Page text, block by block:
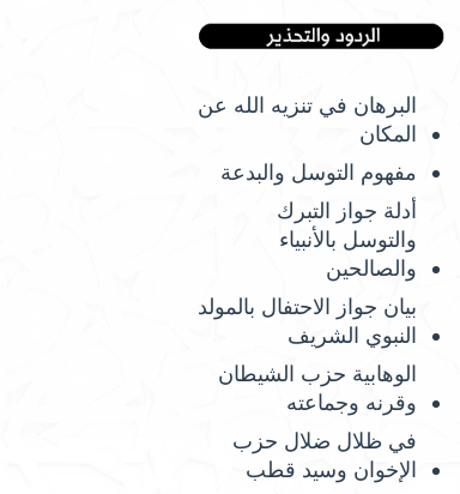
البرهان في تنزيه الله عن
المكان
مفهوم التوسل والبدعة
أدلة جواز التبرك
والتوسل بالأنبياء
والصالحين
بيان جواز الاحتفال بالمولد
النبوي الشريف
الوهابية حزب الشيطان
وقرنه وجماعته
في ظلال ضلال حزب
الإخوان وسيد قطب